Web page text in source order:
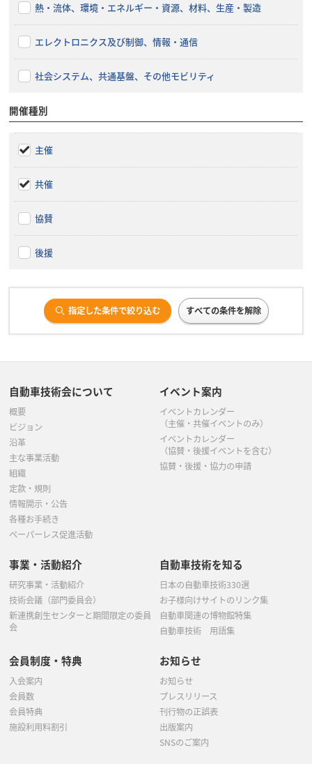
熱・流体、環境・エネルギー・資源、材料、生産・製造
エレクトロニクス及び制御、情報・通信
社会システム、共通基盤、その他モビリティ
開催種別
主催
共催
協賛
後援
指定した条件で絞り込む すべての条件を解除
自動車技術会について
概要
ビジョン
沿革
主な事業活動
組織
定款・規則
情報開示・公告
各種お手続き
ペーパーレス促進活動
イベント案内
イベントカレンダー
（主催・共催イベントのみ）
イベントカレンダー
（協賛・後援イベントを含む）
協賛・後援・協力の申請
事業・活動紹介
研究事業・活動紹介
技術会議（部門委員会）
新連携創生センターと期間限定の委員
会
自動車技術を知る
日本の自動車技術330選
お子様向けサイトのリンク集
自動車関連の博物館特集
自動車技術 用語集
会員制度・特典
入会案内
会員数
会員特典
施設利用料割引
お知らせ
お知らせ
プレスリリース
刊行物の正誤表
出版案内
SNSのご案内